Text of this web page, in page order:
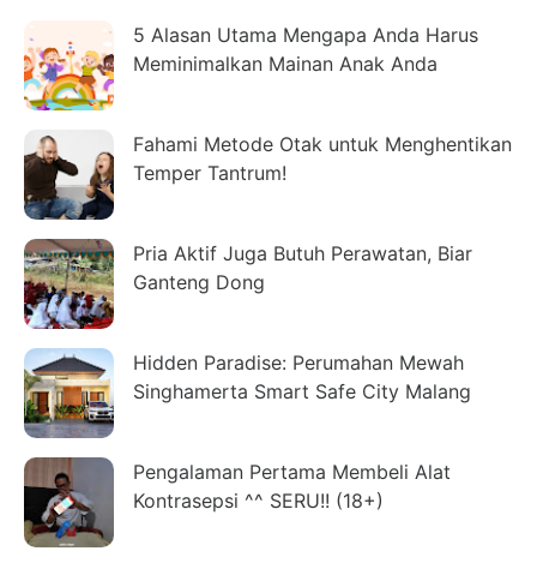
5 Alasan Utama Mengapa Anda Harus
Meminimalkan Mainan Anak Anda
Fahami Metode Otak untuk Menghentikan
Temper Tantrum!
Pria Aktif Juga Butuh Perawatan, Biar
Ganteng Dong
Hidden Paradise: Perumahan Mewah
Singhamerta Smart Safe City Malang
Pengalaman Pertama Membeli Alat
Kontrasepsi ^^ SERU!! (18+)